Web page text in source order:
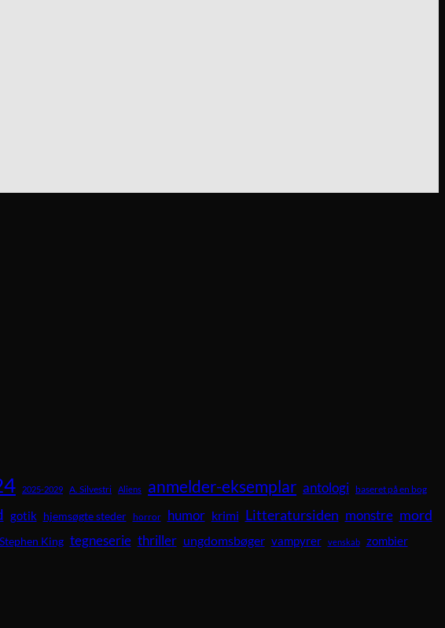
2025-2029 A. Silvestri Aliens anmelder-eksemplar antologi baseret på en bog
gotik hjemsøgte steder horror humor krimi Litteratursiden monstre mord
Stephen King tegneserie thriller ungdomsbøger vampyrer venskab zombier